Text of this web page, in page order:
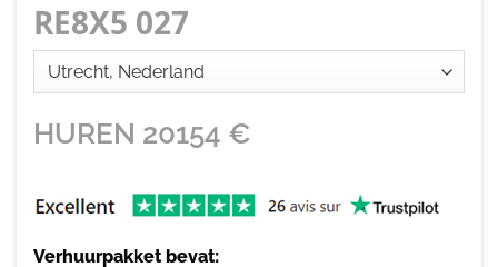
RE8X5 027
HUREN 20154 €
Verhuurpakket bevat: